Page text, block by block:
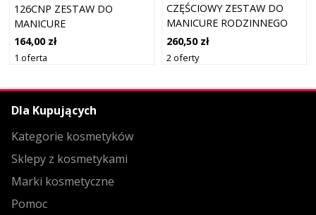
126CNP ZESTAW DO
MANICURE
164,00 zł
1 oferta
CZĘŚCIOWY ZESTAW DO
MANICURE RODZINNEGO
260,50 zł
2 oferty
Dla Kupujących
Kategorie kosmetyków
Sklepy z kosmetykami
Marki kosmetyczne
Pomoc